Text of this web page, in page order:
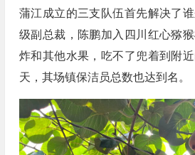
蒲江成立的三支队伍首先解决了
级副总裁，陈鹏加入四川红心猕
炸和其他水果，吃不了兜着到附
天，其场镇保洁员总数也达到名。